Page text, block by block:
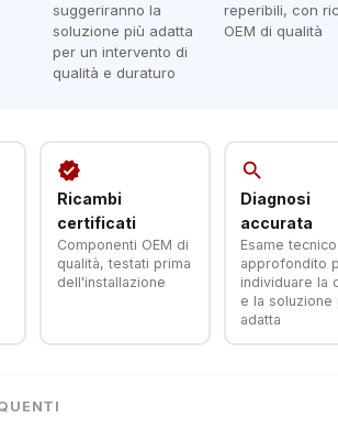
suggeriranno la
soluzione più adatta
per un intervento di
qualità e duraturo
reperibili, con
OEM di qualità
verified
Ricambi
certificati
Componenti OEM di
qualità, testati prima
dell'installazione
search
Diagnosi
accurata
Esame tecnico
approfondito
individuare la
e la soluzione
adatta